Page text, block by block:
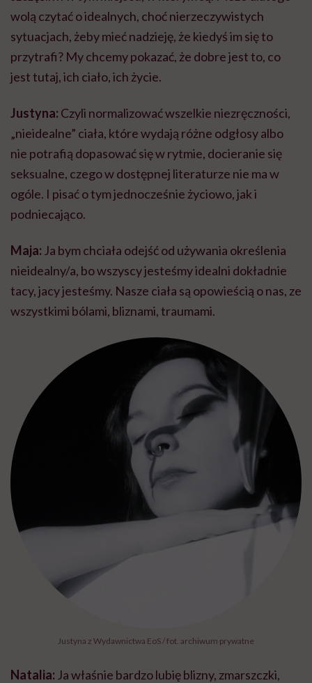
wolą czytać o idealnych, choć nierzeczywistych
sytuacjach, żeby mieć nadzieję, że kiedyś im się to
przytrafi? My chcemy pokazać, że dobre jest to, co
jest tutaj, ich ciało, ich życie.
Justyna: Czyli normalizować wszelkie niezręczności,
„nieidealne” ciała, które wydają różne odgłosy albo
nie potrafią dopasować się w rytmie, docieranie się
seksualne, czego w dostępnej literaturze nie ma w
ogóle. I pisać o tym jednocześnie życiowo, jak i
podniecająco.
Maja: Ja bym chciała odejść od używania określenia
nieidealny/a, bo wszyscy jesteśmy idealni dokładnie
tacy, jacy jesteśmy. Nasze ciała są opowieścią o nas, ze
wszystkimi bólami, bliznami, traumami.
Justyna z Wydawnictwa EoS / fot. archiwum prywatne
Natalia: Ja właśnie bardzo lubię blizny, zmarszczki,